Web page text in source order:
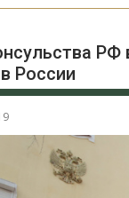
России